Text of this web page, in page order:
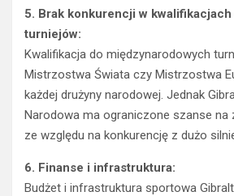
5. Brak konkurencji w
turniejów:
Kwalifikacja do międzynarodowych
Mistrzostwa Świata czy Mistrzostwa
każdej drużyny narodowej. Jednak
Narodowa ma ograniczone szanse na
ze względu na konkurencję z dużo
6. Finanse i infrastruktura:
Budżet i infrastruktura sportowa